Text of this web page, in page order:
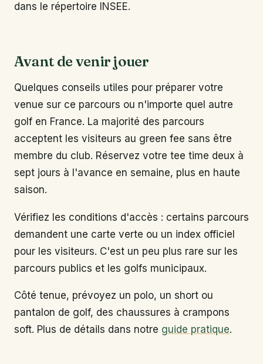
dans le répertoire INSEE.
Avant de venir jouer
Quelques conseils utiles pour préparer votre
venue sur ce parcours ou n'importe quel autre
golf en France. La majorité des parcours
acceptent les visiteurs au green fee sans être
membre du club. Réservez votre tee time deux à
sept jours à l'avance en semaine, plus en haute
saison.
Vérifiez les conditions d'accès : certains parcours
demandent une carte verte ou un index officiel
pour les visiteurs. C'est un peu plus rare sur les
parcours publics et les golfs municipaux.
Côté tenue, prévoyez un polo, un short ou
pantalon de golf, des chaussures à crampons
soft. Plus de détails dans notre guide pratique.